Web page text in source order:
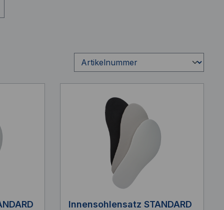
Innensohlensatz STANDARD